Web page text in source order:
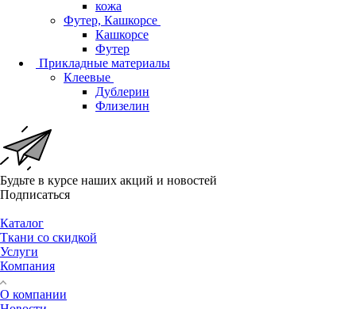
кожа
Футер, Кашкорсе
Кашкорсе
Футер
Прикладные материалы
Клеевые
Дублерин
Флизелин
Будьте в курсе наших акций и новостей
Подписаться
Каталог
Ткани со скидкой
Услуги
Компания
О компании